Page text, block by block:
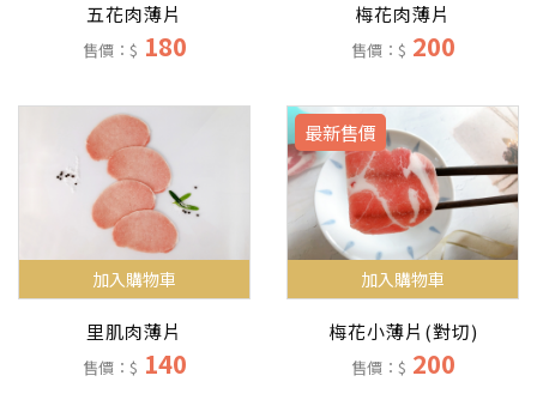
五花肉薄片
售價：$ 180
梅花肉薄片
售價：$ 200
加入購物車
里肌肉薄片
售價：$ 140
最新售價
加入購物車
梅花小薄片(對切)
售價：$ 200